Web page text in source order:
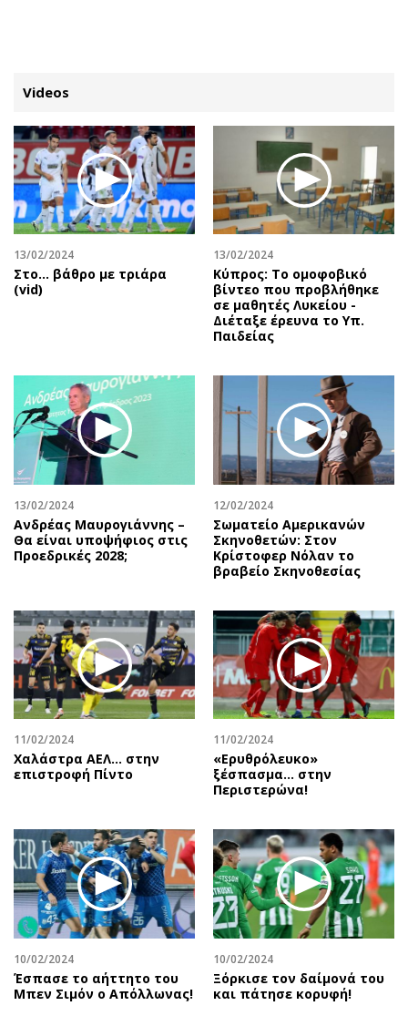
ΚΑΤΗΓΟΡΙΕΣ ΣΥΝΔΕΣΗ
Κύπρος
Παιδεία
Υγεία
Πολιτική
Βουλευτικές 2026
Δημοσκοπήσεις
Διπλωματία
Αθλητισμός
Κύπρος
Ελλάδα
Διεθνή
Κληρώσεις Allwyn
Οικονομική
Real Estate
Επιχειρήσεις
Αγορές
Money Review
AstroBank Properties
Trends
Ενέργεια
Ελλάδα
Κόσμος
Παράξενα
Πολιτισμός
Σινεμά
Θέατρο-Χορός
Μουσική
Απόψεις
Αρθρογραφία
The Hill
Υγεία
Αγγελίες
Ενοικιάζονται
Πωλούνται
Ζητούν εργασία
Θέσεις εργασίας
Νέα
Κινητά-tablets
Social
Αυτοκίνηση
Αφιερώματα
Πολιτική
Οικονομία
Γενικά
Αναδρομές
Πρόσωπα
Περιβάλλον
Good Life
Γυναίκα
Showbiz
Συνταγές
Έξοδος
Media
Εκπομπές
Wine routes
Podcasts
Videos
13/02/2024
Στο... βάθρο με τριάρα
(vid)
13/02/2024
Κύπρος: Το ομοφοβικό
βίντεο που προβλήθηκε
σε μαθητές Λυκείου -
Διέταξε έρευνα το Υπ.
Παιδείας
13/02/2024
Ανδρέας Μαυρογιάννης –
Θα είναι υποψήφιος στις
Προεδρικές 2028;
12/02/2024
Σωματείο Αμερικανών
Σκηνοθετών: Στον
Κρίστοφερ Νόλαν το
βραβείο Σκηνοθεσίας
11/02/2024
Χαλάστρα ΑΕΛ... στην
επιστροφή Πίντο
11/02/2024
«Ερυθρόλευκο»
ξέσπασμα… στην
Περιστερώνα!
10/02/2024
Έσπασε το αήττητο του
Μπεν Σιμόν ο Απόλλωνας!
10/02/2024
Ξόρκισε τον δαίμονά του
και πάτησε κορυφή!